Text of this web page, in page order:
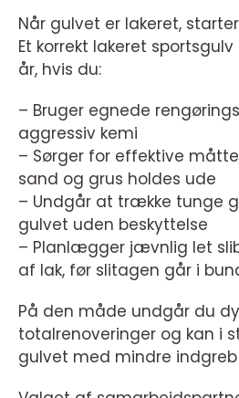
Når gulvet er lakeret,
Et korrekt lakeret
år, hvis du:
– Bruger egnede
aggressiv kemi
– Sørger for effektive
sand og grus holdes ude
– Undgår at trække tunge
gulvet uden beskyttelse
– Planlægger jævnlig let
af lak, før slitagen går i
På den måde undgår du
totalrenoveringer og kan i
gulvet med mindre